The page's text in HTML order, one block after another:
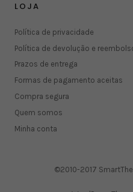
LOJA
Política de privacidade
Política de devolução e
Prazos de entrega
Formas de pagamento aceitas
Compra segura
Quem somos
Minha conta
©2010-2017